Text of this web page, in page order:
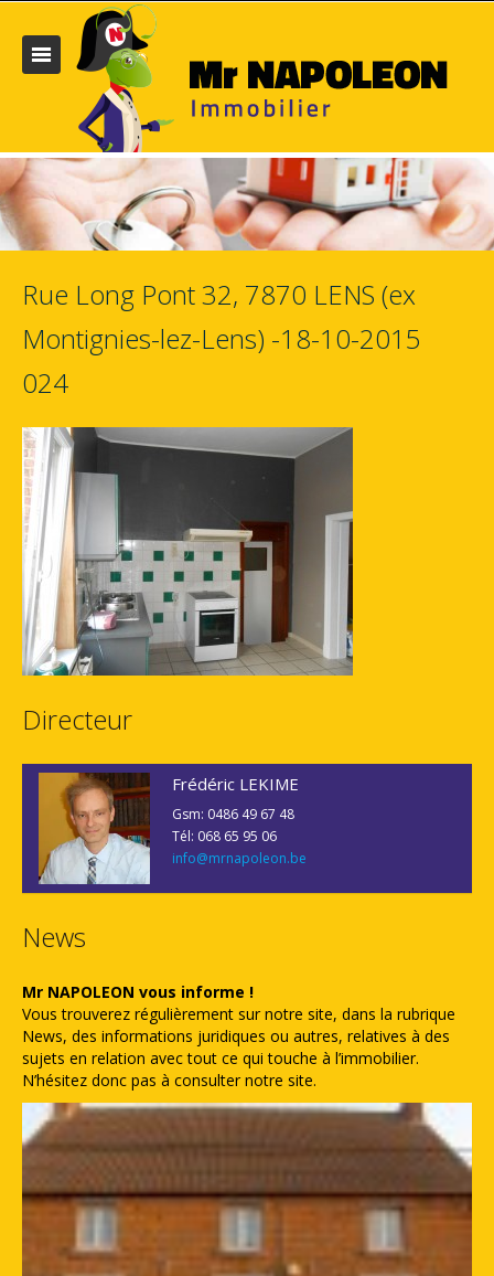
Rue Long Pont 32, 7870 LENS (ex
Montignies-lez-Lens) -18-10-2015
024
Directeur
Frédéric LEKIME
Gsm: 0486 49 67 48
Tél: 068 65 95 06
info@mrnapoleon.be
News
Mr NAPOLEON vous informe !
Vous trouverez régulièrement sur notre site, dans la rubrique
News, des informations juridiques ou autres, relatives à des
sujets en relation avec tout ce qui touche à l’immobilier.
N’hésitez donc pas à consulter notre site.